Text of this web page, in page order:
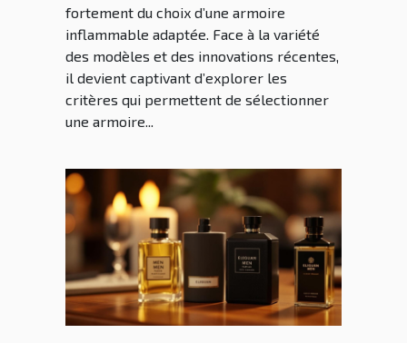
fortement du choix d’une armoire
inflammable adaptée. Face à la variété
des modèles et des innovations récentes,
il devient captivant d’explorer les
critères qui permettent de sélectionner
une armoire...